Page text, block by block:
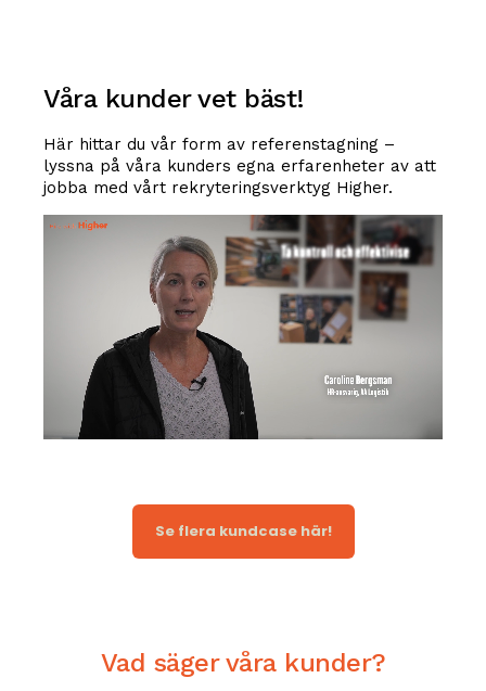
Våra kunder vet bäst!
Här hittar du vår form av referenstagning –
lyssna på våra kunders egna erfarenheter av att
jobba med vårt rekryteringsverktyg Higher.
Se flera kundcase här!
Vad säger våra kunder?